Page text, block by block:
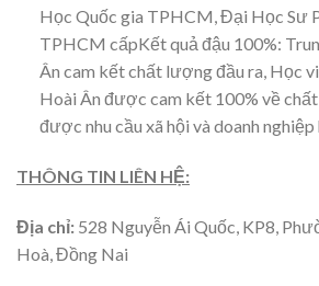
Học Quốc gia TPHCM, Đại Học Sư
TPHCM cấpKết quả đậu 100%:
Ân cam kết chất lượng đầu ra, Học
Hoài Ân được cam kết 100% về
được nhu cầu xã hội và doanh nghiệp
THÔNG TIN LIÊN HỆ:
Địa chỉ: 528 Nguyễn Ái Quốc, KP8,
Hoà, Đồng Nai